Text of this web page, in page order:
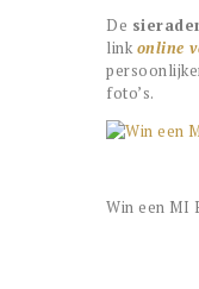
De
link online
foto’s.
Win een MI